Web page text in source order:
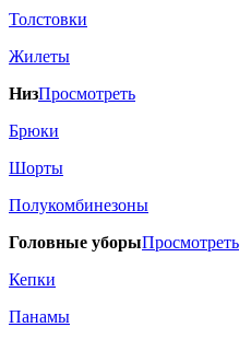
Толстовки
Жилеты
НизПросмотреть
Брюки
Шорты
Полукомбинезоны
Головные уборыПросмотреть
Кепки
Панамы